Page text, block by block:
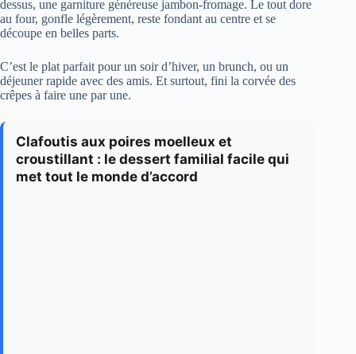
dessus, une garniture généreuse jambon-fromage. Le tout dore
au four, gonfle légèrement, reste fondant au centre et se
découpe en belles parts.
C’est le plat parfait pour un soir d’hiver, un brunch, ou un
déjeuner rapide avec des amis. Et surtout, fini la corvée des
crêpes à faire une par une.
Clafoutis aux poires moelleux et
croustillant : le dessert familial facile qui
met tout le monde d’accord